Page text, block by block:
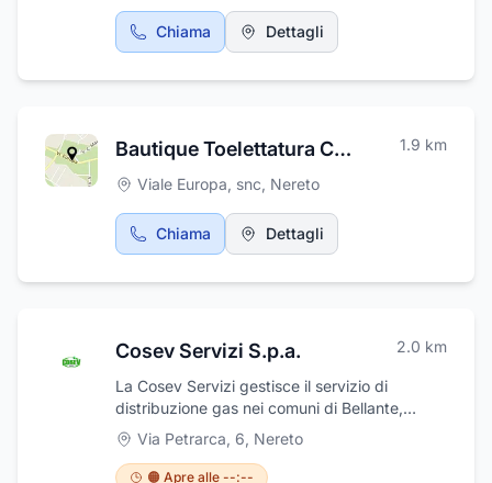
Chiama Dettagli
Bautique Toelettatura Cani&Gatti 1.9 km
Viale Europa, snc, Nereto
Chiama Dettagli
Cosev Servizi S.p.a. 2.0 km
La Cosev Servizi gestisce il servizio di
distribuzione gas nei comuni di Bellante,
Colonnella, Controguerra, Nereto e
Sant'Omero ed il servizio di distribuzione e
vendita gas propano liquido (G.P.L.) nel
Via Petrarca, 6, Nereto
🟠 Apre alle --:--